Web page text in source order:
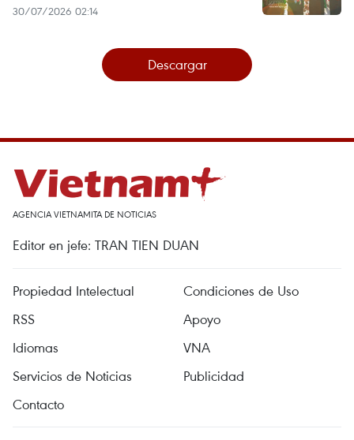
30/07/2026 02:14
Descargar
AGENCIA VIETNAMITA DE NOTICIAS
Editor en jefe: TRAN TIEN DUAN
Propiedad Intelectual
Condiciones de Uso
RSS
Apoyo
Idiomas
VNA
Servicios de Noticias
Publicidad
Contacto